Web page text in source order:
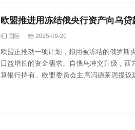
欧盟推进用冻结俄央行资产向乌
国际 2025-09-20
欧盟正推动一项计划，拟用被冻结的俄罗斯
日益增长的资金需求。自俄乌冲突升级，
算银行持有。欧盟委员会主席冯德莱恩提